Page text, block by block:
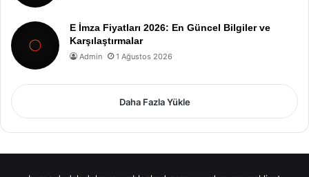
E İmza Fiyatları 2026: En Güncel Bilgiler ve
Karşılaştırmalar
Admin 1 Ağustos 2026
Daha Fazla Yükle